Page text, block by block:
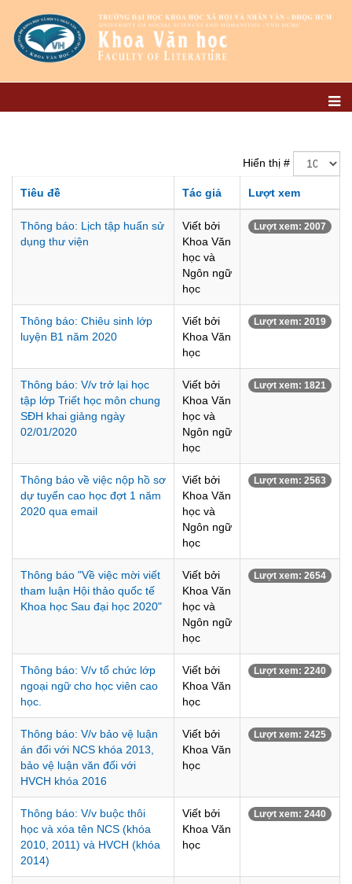
Hiển thị #
Tiêu đề Tác giả Lượt xem
Thông báo: Lịch tập huấn sử
dụng thư viện
Viết bởi
Khoa Văn
học và
Ngôn ngữ
học
Lượt xem: 2007
Thông báo: Chiêu sinh lớp
luyện B1 năm 2020
Viết bởi
Khoa Văn
học
Lượt xem: 2019
Thông báo: V/v trở lại học
tập lớp Triết học môn chung
SĐH khai giảng ngày
02/01/2020
Viết bởi
Khoa Văn
học và
Ngôn ngữ
học
Lượt xem: 1821
Thông báo về việc nộp hồ sơ
dự tuyển cao học đợt 1 năm
2020 qua email
Viết bởi
Khoa Văn
học và
Ngôn ngữ
học
Lượt xem: 2563
Thông báo "Về việc mời viết
tham luận Hội thảo quốc tế
Khoa học Sau đại học 2020"
Viết bởi
Khoa Văn
học và
Ngôn ngữ
học
Lượt xem: 2654
Thông báo: V/v tổ chức lớp
ngoại ngữ cho học viên cao
học.
Viết bởi
Khoa Văn
học
Lượt xem: 2240
Thông báo: V/v bảo vệ luận
án đối với NCS khóa 2013,
bảo vệ luận văn đối với
HVCH khóa 2016
Viết bởi
Khoa Văn
học
Lượt xem: 2425
Thông báo: V/v buộc thôi
học và xóa tên NCS (khóa
2010, 2011) và HVCH (khóa
2014)
Viết bởi
Khoa Văn
học
Lượt xem: 2440